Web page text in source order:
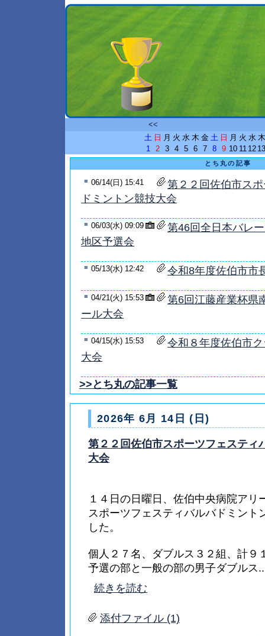
<<
土 日 月 火 水 木 金 土 日 月 火 水 木
1
2 3 4 5 6 7 8 9 10 11 12 13
とち丸の記事
■ 06/14(日) 15:41
第２２回佐伯市ス
ドミントン競技大会
■ 06/03(水) 09:09
第46回全日本バレ
地区予選会
■ 05/13(水) 12:42 令和8年度佐伯市市
■ 04/21(火) 15:53
第6回江藤産業杯県
ール大会
■ 04/15(水) 15:53
令和８年度佐伯市
大会
>>とち丸の記事一覧
2026年 6月 14日 (日)
第２２回佐伯市スポーツフェスティ
大会
１４日の日曜日、佐伯中央病院アリ
スポーツフェスティバルバドミント
した。
個人２７名、ダブルス３２組、計９
予選の部と一般の部の男子ダブルス
続きを読む
添付ファイル (1)